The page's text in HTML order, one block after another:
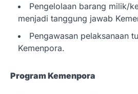
Pengelolaan barang milik/
menjadi tanggung jawab
Pengawasan pelaksanaan
Kemenpora.
Program Kemenpora